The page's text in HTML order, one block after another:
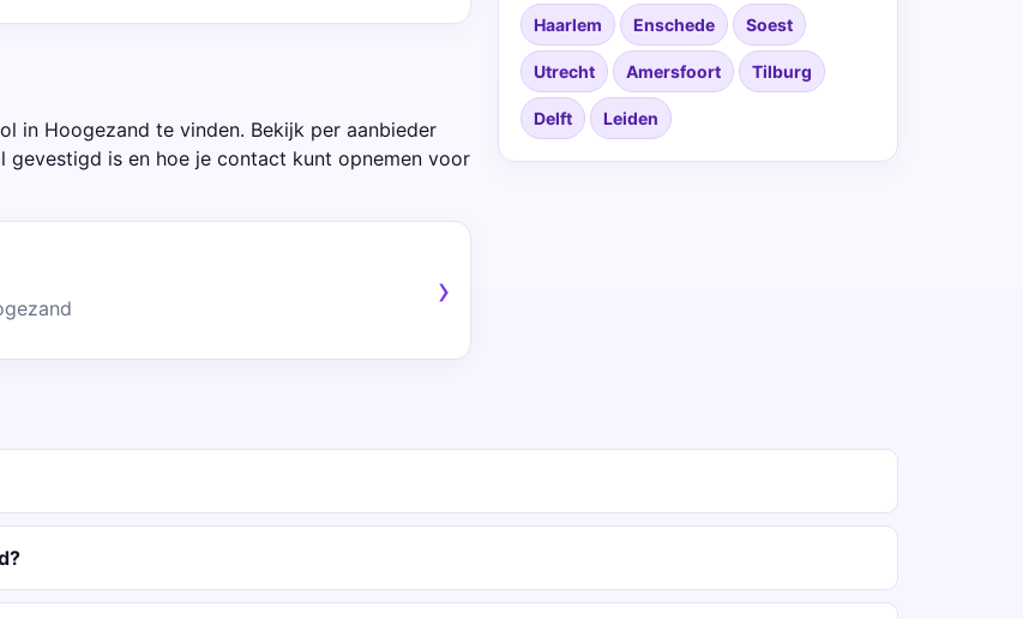
in Hoogezand te vinden. Bekijk per aanbieder
is en hoe je contact kunt opnemen voor
Haarlem Enschede Soest
Utrecht Amersfoort Tilburg
Delft Leiden